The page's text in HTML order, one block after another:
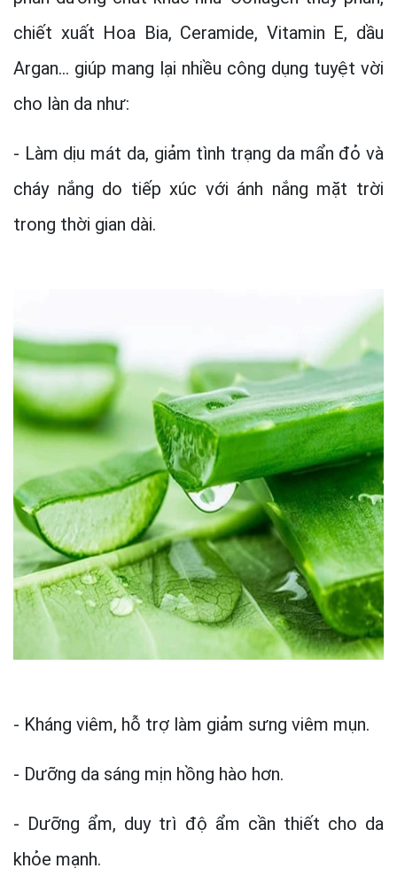
chiết xuất Hoa Bia, Ceramide, Vitamin E, dầu
Argan… giúp mang lại nhiều công dụng tuyệt vời
cho làn da như:
- Làm dịu mát da, giảm tình trạng da mẩn đỏ và
cháy nắng do tiếp xúc với ánh nắng mặt trời
trong thời gian dài.
- Kháng viêm, hỗ trợ làm giảm sưng viêm mụn.
- Dưỡng da sáng mịn hồng hào hơn.
- Dưỡng ẩm, duy trì độ ẩm cần thiết cho da
khỏe mạnh.